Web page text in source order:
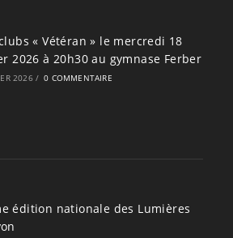
« Vétéran » le mercredi 18
2026 à 20h30 au gymnase Ferber
2026 / 0 COMMENTAIRE
édition nationale des Lumières